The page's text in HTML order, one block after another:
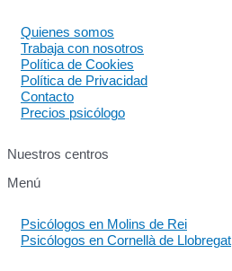
Quienes somos
Trabaja con nosotros
Política de Cookies
Política de Privacidad
Contacto
Precios psicólogo
Nuestros centros
Menú
Psicólogos en Molins de Rei
Psicólogos en Cornellà de Llobregat